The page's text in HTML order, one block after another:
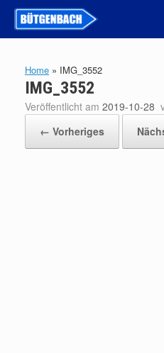
Zum
Inhalt
springen
Home » IMG_3552
IMG_3552
Veröffentlicht am 2019-10-28
← Vorheriges